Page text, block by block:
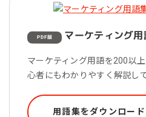
PDF版 マーケティング用
マーケティング用語を200以
心者にもわかりやすく解説し
用語集をダウンロード